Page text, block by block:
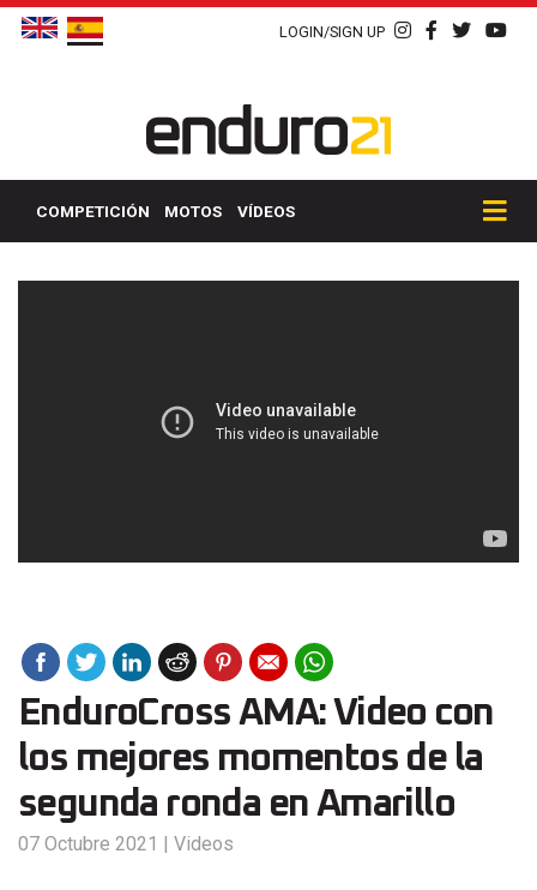
LOGIN/SIGN UP
COMPETICIÓN MOTOS VÍDEOS
EnduroCross AMA: Video con
los mejores momentos de la
segunda ronda en Amarillo
07 Octubre 2021 | Videos